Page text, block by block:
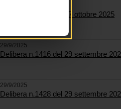
Delibera n.1564 del 27 ottobre 2025
29/9/2025
Delibera n.1416 del 29 settembre
29/9/2025
Delibera n.1428 del 29 settembre